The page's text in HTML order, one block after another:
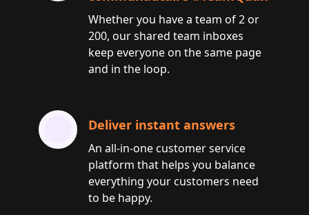
Whether you have a team of 2 or
200, our shared team inboxes
keep everyone on the same page
and in the loop.
Deliver instant answers
An all-in-one customer service
platform that helps you balance
everything your customers need
to be happy.